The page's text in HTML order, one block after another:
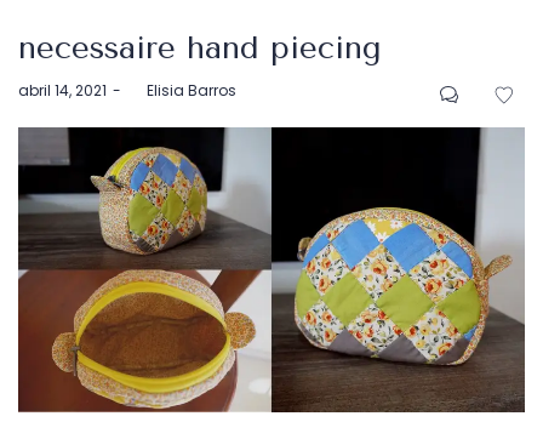
necessaire hand piecing
Postado
abril 14, 2021 byElisia Barros